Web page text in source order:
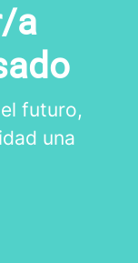
a
futuro,
una